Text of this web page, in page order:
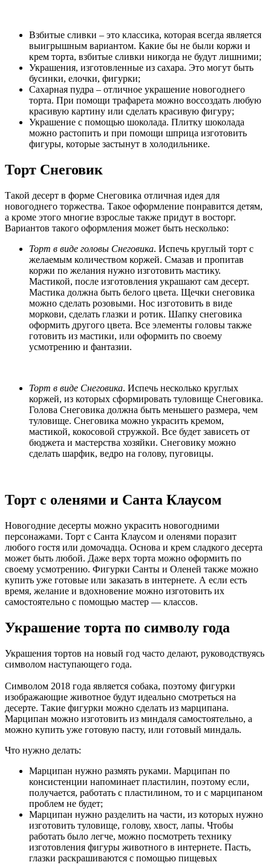
Взбитые сливки – это классика, которая всегда является
выигрышным вариантом. Какие бы не были коржи и
крем торта, взбитые сливки никогда не будут лишними;
Украшения, изготовленные из сахара. Это могут быть
бусинки, елочки, фигурки;
Сахарная пудра – отличное украшение новогоднего
торта. При помощи трафарета можно воссоздать любую
красивую картину или сделать красивую фигуру;
Украшение с помощью шоколада. Плитку шоколада
можно растопить и при помощи шприца изготовить
фигуры, которые застынут в холодильнике.
Торт Снеговик
Такой десерт в форме Снеговика отличная идея для
новогоднего торжества. Такое оформление понравится детям,
а кроме этого многие взрослые также придут в восторг.
Вариантов такого оформления может быть несколько:
Торт в виде головы Снеговика. Испечь круглый торт с
желаемым количеством коржей. Смазав и пропитав
коржи по желания нужно изготовить мастику.
Мастикой, после изготовления украшают сам десерт.
Мастика должна быть белого цвета. Щечки снеговика
можно сделать розовыми. Нос изготовить в виде
моркови, сделать глазки и ротик. Шапку снеговика
оформить другого цвета. Все элементы головы также
готовить из мастики, или оформить по своему
усмотрению и фантазии.
Торт в виде Снеговика. Испечь несколько круглых
коржей, из которых сформировать туловище Снеговика.
Голова Снеговика должна быть меньшего размера, чем
туловище. Снеговика можно украсить кремом,
мастикой, кокосовой стружкой. Все будет зависеть от
бюджета и мастерства хозяйки. Снеговику можно
сделать шарфик, ведро на голову, пуговицы.
Торт с оленями и Санта Клаусом
Новогодние десерты можно украсить новогодними
персонажами. Торт с Санта Клаусом и оленями поразит
любого гостя или домочадца. Основа и крем сладкого десерта
может быть любой. Даже верх торта можно оформить по
своему усмотрению. Фигурки Санты и Оленей также можно
купить уже готовые или заказать в интернете. А если есть
время, желание и вдохновение можно изготовить их
самостоятельно с помощью мастер — классов.
Украшение торта по символу года
Украшения тортов на новый год часто делают, руководствуясь
символом наступающего года.
Символом 2018 года является собака, поэтому фигурки
изображающие животное будут идеально смотреться на
десерте. Такие фигурки можно сделать из марципана.
Марципан можно изготовить из миндаля самостоятельно, а
можно купить уже готовую пасту, или готовый миндаль.
Что нужно делать:
Марципан нужно размять руками. Марципан по
консистенции напоминает пластилин, поэтому если,
получается, работать с пластилином, то и с марципаном
проблем не будет;
Марципан нужно разделить на части, из которых нужно
изготовить туловище, голову, хвост, лапы. Чтобы
работать было легче, можно посмотреть технику
изготовления фигуры животного в интернете. Пасть,
глазки раскрашиваются с помощью пищевых